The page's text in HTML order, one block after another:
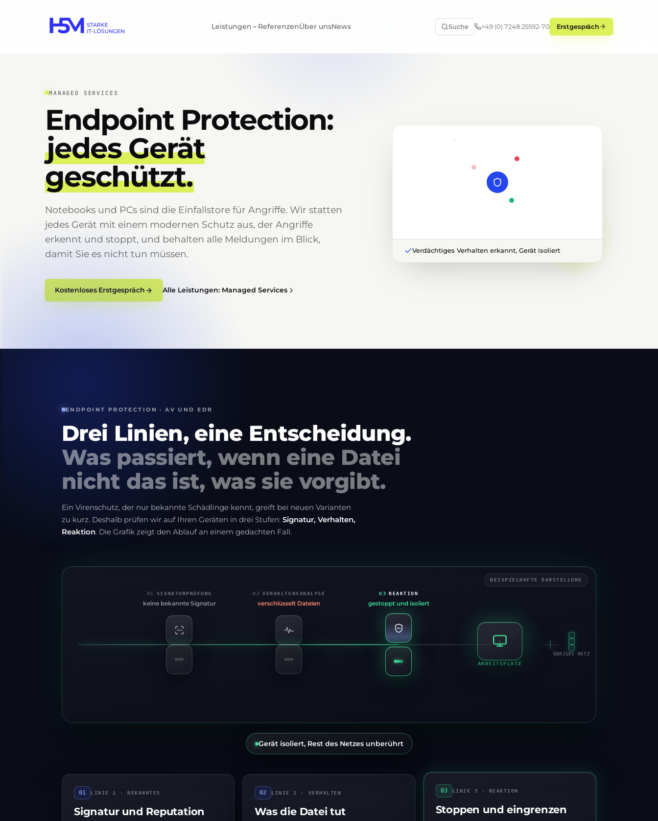
Leistungen ReferenzenÜber unsNews Suche +49 (0) 7248 25592-70 Erstgespräch
MANAGED SERVICES
Endpoint Protection:
jedes Gerät
geschützt.
Notebooks und PCs sind die Einfallstore für Angriffe. Wir statten
jedes Gerät mit einem modernen Schutz aus, der Angriffe
erkennt und stoppt, und behalten alle Meldungen im Blick,
damit Sie es nicht tun müssen.
Kostenloses Erstgespräch Alle Leistungen: Managed Services
Verdächtiges Verhalten erkannt, Gerät isoliert
ENDPOINT PROTECTION · AV UND EDR
Drei Linien, eine Entscheidung.
Was passiert, wenn eine Datei
nicht das ist, was sie vorgibt.
Ein Virenschutz, der nur bekannte Schädlinge kennt, greift bei neuen Varianten
zu kurz. Deshalb prüfen wir auf Ihren Geräten in drei Stufen: Signatur, Verhalten,
Reaktion. Die Grafik zeigt den Ablauf an einem gedachten Fall.
BEISPIELHAFTE DARSTELLUNG
01 SIGNATURPRÜFUNG
keine bekannte Signatur
02 VERHALTENSANALYSE
verschlüsselt Dateien
03 REAKTION
gestoppt und isoliert
ARBEITSPLATZ
ÜBRIGES NETZ
01 LINIE 1 · BEKANNTES
Signatur und Reputation
02 LINIE 2 · VERHALTEN
Was die Datei tut
03 LINIE 3 · REAKTION
Stoppen und eingrenzen